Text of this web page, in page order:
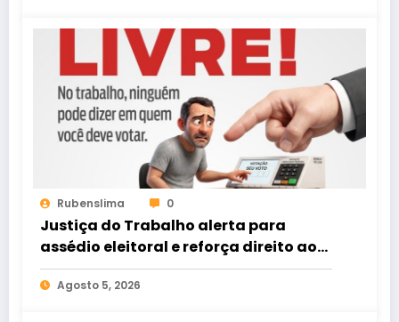
Rubenslima 0
Justiça do Trabalho alerta para
assédio eleitoral e reforça direito ao
voto livre nas relações de trabalho
Agosto 5, 2026